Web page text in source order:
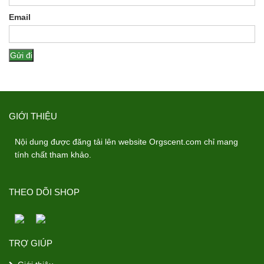
Email
GIỚI THIỆU
Nội dung được đăng tải lên website Orgscent.com chỉ mang
tính chất tham khảo.
THEO DÕI SHOP
TRỢ GIÚP